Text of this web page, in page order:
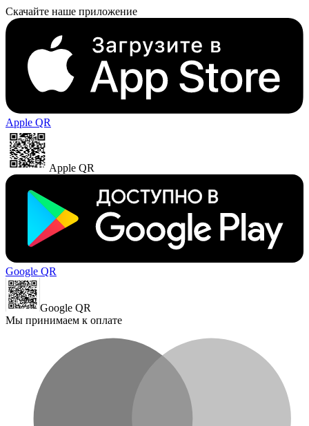
Скачайте наше приложение
Apple QR
Apple QR
Google QR
Google QR
Мы принимаем к оплате